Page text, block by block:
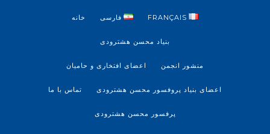
FRANÇAIS فارسی خانه
بنیاد محسن هشترودی
منشور انجمن اعضای افتخاری و حامیان
اعضای بنیاد پروفسور محسن هشترودی تماس با ما
پرفسور محسن هشترودی